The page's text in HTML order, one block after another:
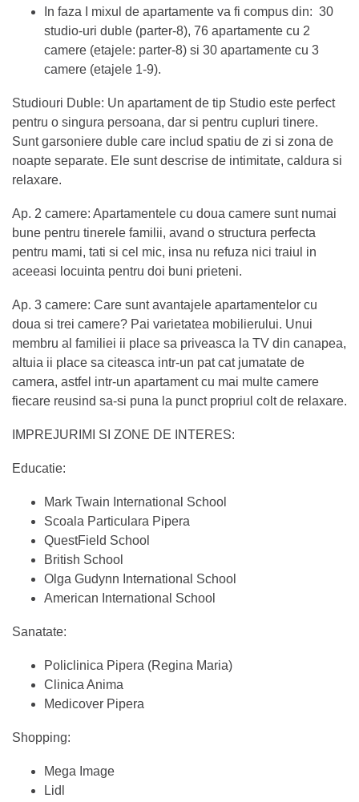
In faza I mixul de apartamente va fi compus din: 30
studio-uri duble (parter-8), 76 apartamente cu 2
camere (etajele: parter-8) si 30 apartamente cu 3
camere (etajele 1-9).
Studiouri Duble: Un apartament de tip Studio este perfect
pentru o singura persoana, dar si pentru cupluri tinere.
Sunt garsoniere duble care includ spatiu de zi si zona de
noapte separate. Ele sunt descrise de intimitate, caldura si
relaxare.
Ap. 2 camere: Apartamentele cu doua camere sunt numai
bune pentru tinerele familii, avand o structura perfecta
pentru mami, tati si cel mic, insa nu refuza nici traiul in
aceeasi locuinta pentru doi buni prieteni.
Ap. 3 camere: Care sunt avantajele apartamentelor cu
doua si trei camere? Pai varietatea mobilierului. Unui
membru al familiei ii place sa priveasca la TV din canapea,
altuia ii place sa citeasca intr-un pat cat jumatate de
camera, astfel intr-un apartament cu mai multe camere
fiecare reusind sa-si puna la punct propriul colt de relaxare.
IMPREJURIMI SI ZONE DE INTERES:
Educatie:
Mark Twain International School
Scoala Particulara Pipera
QuestField School
British School
Olga Gudynn International School
American International School
Sanatate:
Policlinica Pipera (Regina Maria)
Clinica Anima
Medicover Pipera
Shopping:
Mega Image
Lidl